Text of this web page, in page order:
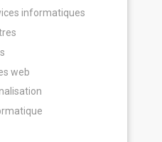
informatiques
web